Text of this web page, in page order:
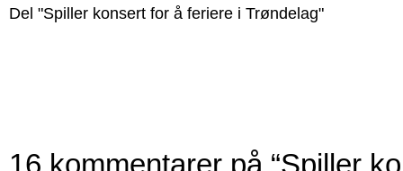
Del "Spiller konsert for å feriere i Trøndelag"
16 kommentarer på “Spiller